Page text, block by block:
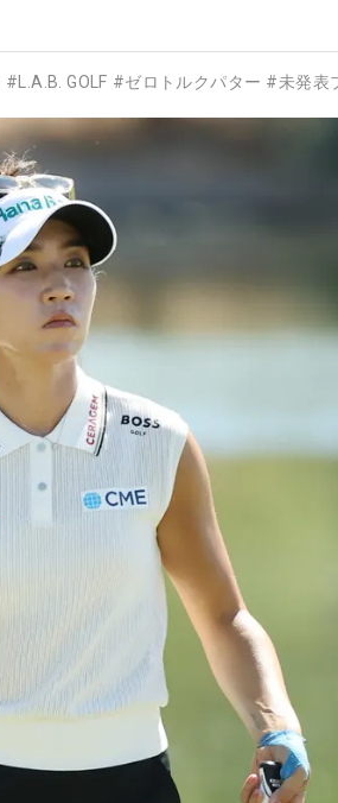
#L.A.B. GOLF #ゼロトルクパター #未発表